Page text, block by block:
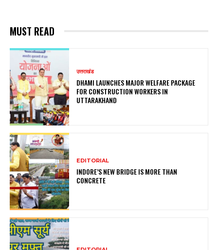
MUST READ
उत्तराखंड
DHAMI LAUNCHES MAJOR WELFARE PACKAGE
FOR CONSTRUCTION WORKERS IN
UTTARAKHAND
EDITORIAL
INDORE’S NEW BRIDGE IS MORE THAN
CONCRETE